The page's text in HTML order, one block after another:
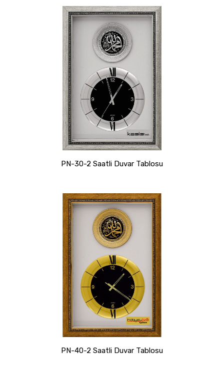
PN-30-2 Saatli Duvar Tablosu
PN-40-2 Saatli Duvar Tablosu